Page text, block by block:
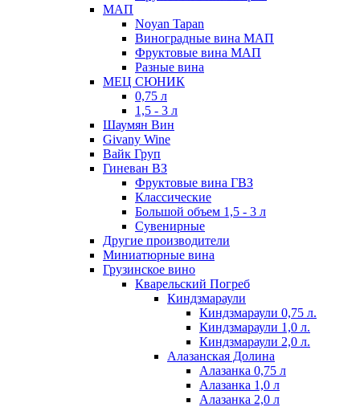
МАП
Noyan Tapan
Виноградные вина МАП
Фруктовые вина МАП
Разные вина
МЕЦ СЮНИК
0,75 л
1,5 - 3 л
Шаумян Вин
Givany Wine
Вайк Груп
Гиневан ВЗ
Фруктовые вина ГВЗ
Классические
Большой объем 1,5 - 3 л
Сувенирные
Другие производители
Миниатюрные вина
Грузинское вино
Кварельский Погреб
Киндзмараули
Киндзмараули 0,75 л.
Киндзмараули 1,0 л.
Киндзмараули 2,0 л.
Алазанская Долина
Алазанка 0,75 л
Алазанка 1,0 л
Алазанка 2,0 л